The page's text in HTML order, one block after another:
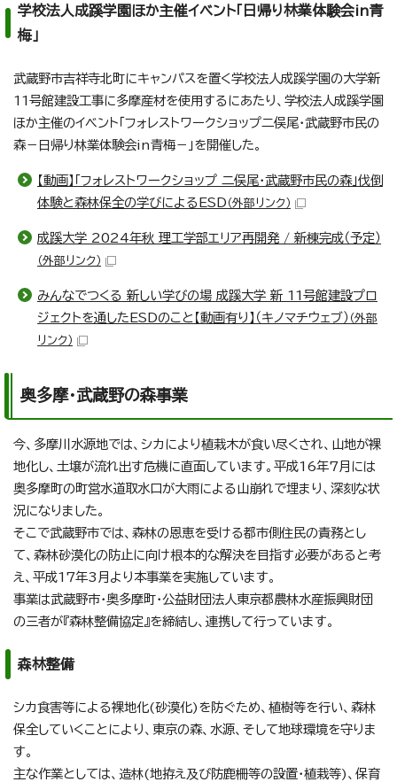
学校法人成蹊学園ほか主催イベント「日帰り林業体験会in青
梅」
武蔵野市吉祥寺北町にキャンパスを置く学校法人成蹊学園の大学新
11号館建設工事に多摩産材を使用するにあたり、学校法人成蹊学園
ほか主催のイベント「フォレストワークショップ二俣尾・武蔵野市民の
森－日帰り林業体験会in青梅－」を開催した。
【動画】「フォレストワークショップ 二俣尾・武蔵野市民の森」伐倒
体験と森林保全の学びによるESD （外部リンク）
成蹊大学 2024年秋 理工学部エリア再開発 / 新棟完成（予定）
（外部リンク）
みんなでつくる 新しい学びの場 成蹊大学 新 11号館建設プロ
ジェクトを通したESDのこと【動画有り】（キノマチウェブ） （外部
リンク）
奥多摩・武蔵野の森事業
今、多摩川水源地では、シカにより植栽木が食い尽くされ、山地が裸
地化し、土壌が流れ出す危機に直面しています。平成16年7月には
奥多摩町の町営水道取水口が大雨による山崩れで埋まり、深刻な状
況になりました。
そこで武蔵野市では、森林の恩恵を受ける都市側住民の責務とし
て、森林砂漠化の防止に向け根本的な解決を目指す必要があると考
え、平成17年3月より本事業を実施しています。
事業は武蔵野市・奥多摩町・公益財団法人東京都農林水産振興財団
の三者が『森林整備協定』を締結し、連携して行っています。
森林整備
シカ食害等による裸地化(砂漠化)を防ぐため、植樹等を行い、森林
保全していくことにより、東京の森、水源、そして地球環境を守りま
す。
主な作業としては、造林(地拵え及び防鹿柵等の設置・植栽等)、保育